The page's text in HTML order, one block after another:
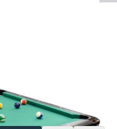
Op voorraad